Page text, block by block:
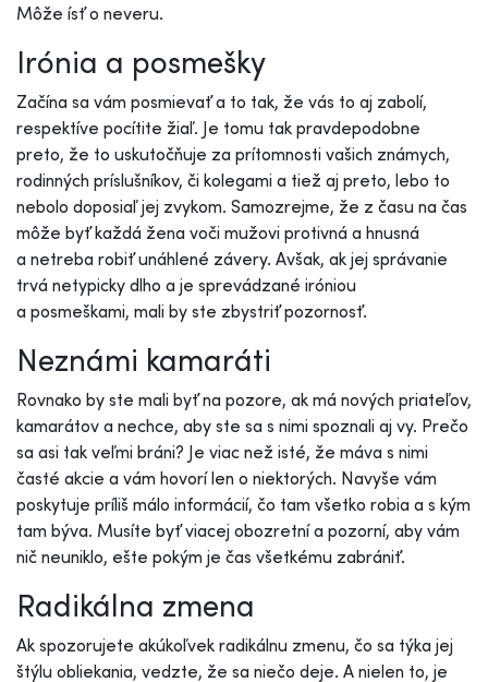
Môže ísť o neveru.
Irónia a posmešky
Začína sa vám posmievať a to tak, že vás to aj zabolí,
respektíve pocítite žiaľ. Je tomu tak pravdepodobne
preto, že to uskutočňuje za prítomnosti vašich známych,
rodinných príslušníkov, či kolegami a tiež aj preto, lebo to
nebolo doposiaľ jej zvykom. Samozrejme, že z času na čas
môže byť každá žena voči mužovi protivná a hnusná
a netreba robiť unáhlené závery. Avšak, ak jej správanie
trvá netypicky dlho a je sprevádzané iróniou
a posmeškami, mali by ste zbystriť pozornosť.
Neznámi kamaráti
Rovnako by ste mali byť na pozore, ak má nových priateľov,
kamarátov a nechce, aby ste sa s nimi spoznali aj vy. Prečo
sa asi tak veľmi bráni? Je viac než isté, že máva s nimi
časté akcie a vám hovorí len o niektorých. Navyše vám
poskytuje príliš málo informácií, čo tam všetko robia a s kým
tam býva. Musíte byť viacej obozretní a pozorní, aby vám
nič neuniklo, ešte pokým je čas všetkému zabrániť.
Radikálna zmena
Ak spozorujete akúkoľvek radikálnu zmenu, čo sa týka jej
štýlu obliekania, vedzte, že sa niečo deje. A nielen to, je